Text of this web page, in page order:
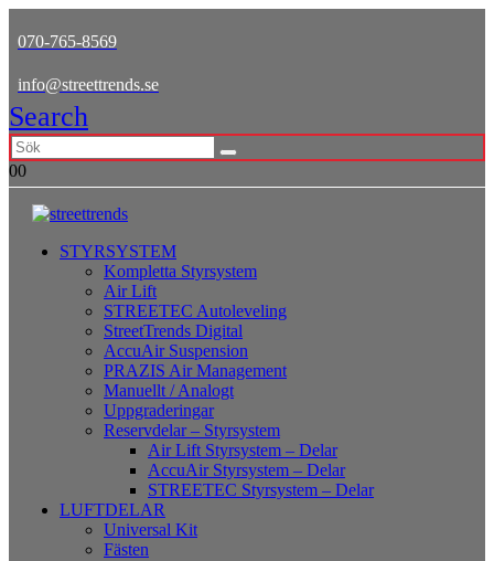
070-765-8569
info@streettrends.se
Search
00
STYRSYSTEM
Kompletta Styrsystem
Air Lift
STREETEC Autoleveling
StreetTrends Digital
AccuAir Suspension
PRAZIS Air Management
Manuellt / Analogt
Uppgraderingar
Reservdelar – Styrsystem
Air Lift Styrsystem – Delar
AccuAir Styrsystem – Delar
STREETEC Styrsystem – Delar
LUFTDELAR
Universal Kit
Fästen